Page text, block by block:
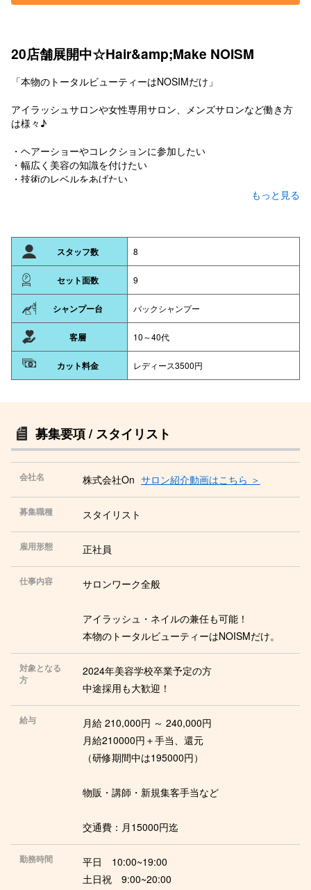
20店舗展開中☆Hair&amp;Make NOISM
「本物のトータルビューティーはNOSIMだけ」
アイラッシュサロンや女性専用サロン、メンズサロンなど働き方
は様々♪
・ヘアーショーやコレクションに参加したい
・幅広く美容の知識を付けたい
・技術のレベルをあげたい
・教育カリキュラムが充実している所がいい
・将来は自分の店舗を持ちたい
そんな美容が大好きな向上心とやる気がある方！
是非NOISMでお待ちしております！
スタッフ数 8
セット面数 9
シャンプー台 バックシャンプー
客層 10～40代
カット料金 レディース3500円
募集要項 / スタイリスト
会社名 株式会社On サロン紹介動画はこちら ＞
募集職種 スタイリスト
雇用形態 正社員
仕事内容 サロンワーク全般
アイラッシュ・ネイルの兼任も可能！
本物のトータルビューティーはNOISMだけ。
対象となる
方
2024年美容学校卒業予定の方
中途採用も大歓迎！
給与
月給 210,000円 ～ 240,000円
月給210000円＋手当、還元
（研修期間中は195000円）
物販・講師・新規集客手当など
交通費：月15000円迄
勤務時間
平日 10:00~19:00
土日祝 9:00~20:00